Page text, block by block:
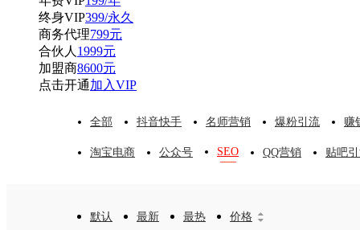
终身VIP399/永久
商务代理799元
合伙人 1999元
加盟商8600元
点击开通加入VIP
全部 抖音快手 名师营销 爆粉引流 赚
淘宝电商 公众号 SEO QQ营销 贴吧
默认 最新 最热 价格 
